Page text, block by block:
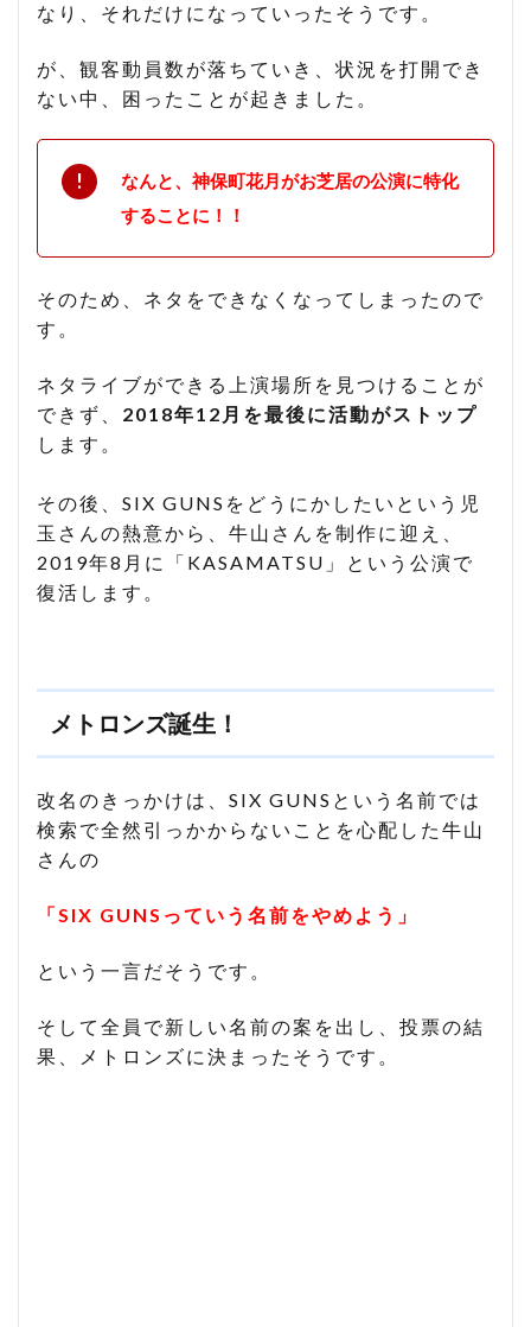
なり、それだけになっていったそうです。
が、観客動員数が落ちていき、状況を打開でき
ない中、困ったことが起きました。
なんと、神保町花月がお芝居の公演に特化
することに！！
そのため、ネタをできなくなってしまったので
す。
ネタライブができる上演場所を見つけることが
できず、 2018年12月を最後に活動がストップ
します。
その後、SIX GUNSをどうにかしたいという児
玉さんの熱意から、牛山さんを制作に迎え、
2019年8月に「KASAMATSU」という公演で
復活します。
メトロンズ誕生！
改名のきっかけは、SIX GUNSという名前では
検索で全然引っかからないことを心配した牛山
さんの
「SIX GUNSっていう名前をやめよう」
という一言だそうです。
そして全員で新しい名前の案を出し、投票の結
果、メトロンズに決まったそうです。